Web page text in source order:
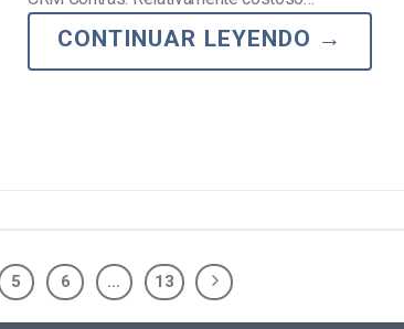
CONTINUAR LEYENDO →
5 6 … 13